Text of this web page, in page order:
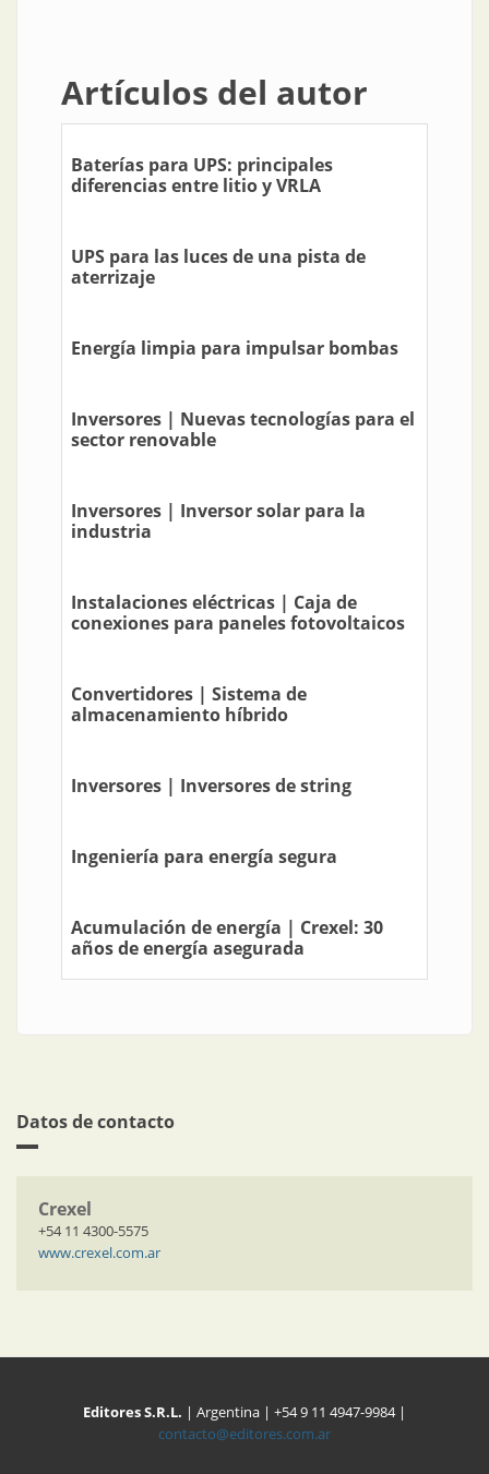
Artículos del autor
Baterías para UPS: principales
diferencias entre litio y VRLA
UPS para las luces de una pista de
aterrizaje
Energía limpia para impulsar bombas
Inversores | Nuevas tecnologías para el
sector renovable
Inversores | Inversor solar para la
industria
Instalaciones eléctricas | Caja de
conexiones para paneles fotovoltaicos
Convertidores | Sistema de
almacenamiento híbrido
Inversores | Inversores de string
Ingeniería para energía segura
Acumulación de energía | Crexel: 30
años de energía asegurada
Datos de contacto
Crexel
+54 11 4300-5575
www.crexel.com.ar
Editores S.R.L. | Argentina | +54 9 11 4947-9984 |
contacto@editores.com.ar